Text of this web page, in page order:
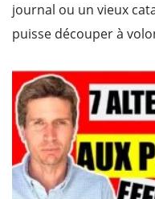
journal ou un vieux
puisse découper à